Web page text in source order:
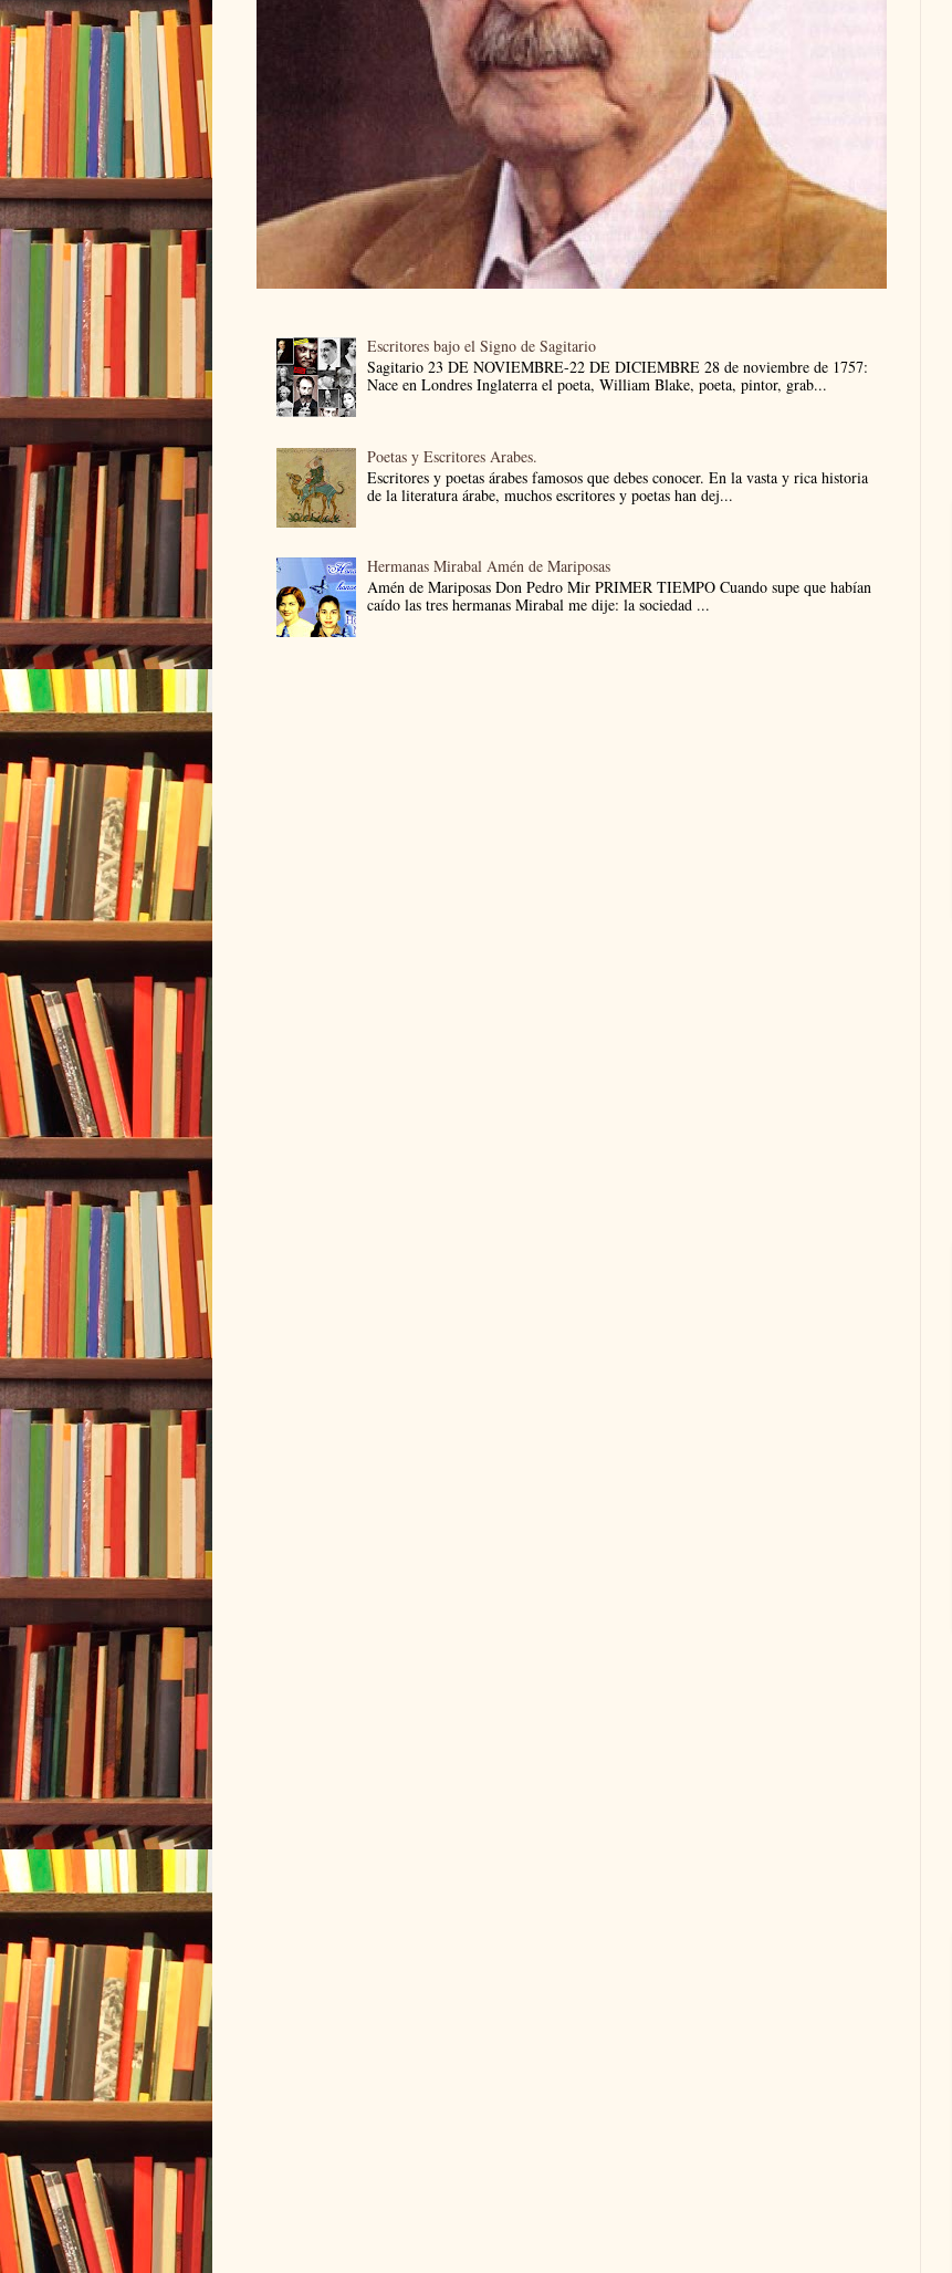
Escritores bajo el Signo de Sagitario
Sagitario 23 DE NOVIEMBRE-22 DE DICIEMBRE 28 de noviembre de 1757:
Nace en Londres Inglaterra el poeta, William Blake, poeta, pintor, grab...
Poetas y Escritores Arabes.
Escritores y poetas árabes famosos que debes conocer. En la vasta y rica historia
de la literatura árabe, muchos escritores y poetas han dej...
Hermanas Mirabal Amén de Mariposas
Amén de Mariposas Don Pedro Mir PRIMER TIEMPO Cuando supe que habían
caído las tres hermanas Mirabal me dije: la sociedad ...